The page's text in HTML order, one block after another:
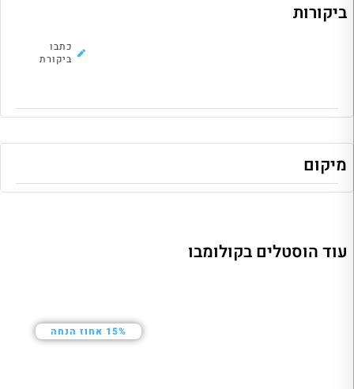
ביקורות
כתבו
ביקורת
מיקום
עוד הוסטלים בקולומבו
15% אחוז הנחה